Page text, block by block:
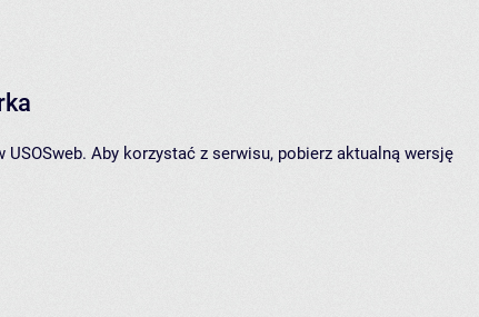
Aby korzystać z serwisu, pobierz aktualną wersję